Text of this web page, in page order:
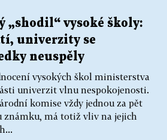
„shodil“ vysoké školy:
univerzity se
neuspěly
vysokých škol ministerstva
univerzit vlnu nespokojenosti.
komise vždy jednou za pět
známku, má totiž vliv na jejich